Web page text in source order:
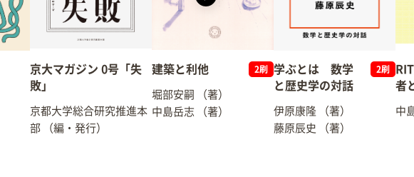
京大マガジン 0号「失
敗」
京都大学総合研究推進本
部
（編・発行）
建築と利他 2刷
堀部安嗣
（著）
中島岳志
（著）
学ぶとは 数学
と歴史学の対話
2刷
伊原康隆
（著）
藤原辰史
（著）
者
中